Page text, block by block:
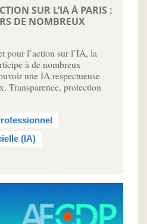
SUR L’IA À PARIS :
DE NOMBREUX
pour l’action sur l’IA, la
à de nombreux
une IA respectueuse
Transparence, protection
(IA)